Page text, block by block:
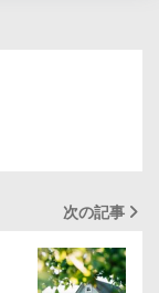
次の記事